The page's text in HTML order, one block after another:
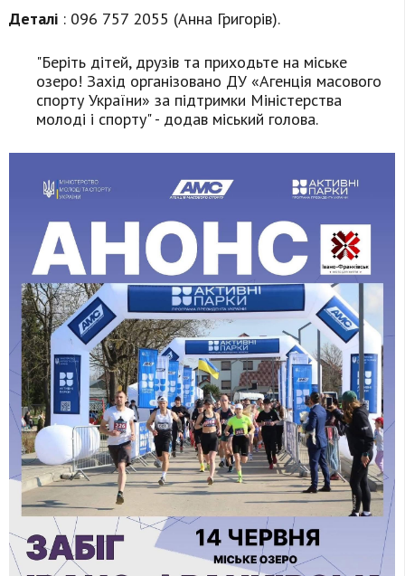
Деталі : 096 757 2055 (Анна Григорів).
"Беріть дітей, друзів та приходьте на міське
озеро! Захід організовано ДУ «Агенція масового
спорту України» за підтримки Міністерства
молоді і спорту" - додав міський голова.